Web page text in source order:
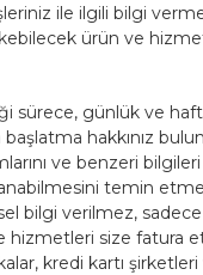
ile ilgili bilgi
ürün ve
sürece, günlük ve
hakkınız
ve benzeri bilgileri
temin
verilmez, sadece
hizmetleri size fatura
kredi kartı